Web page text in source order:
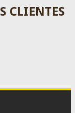
CLIENTES